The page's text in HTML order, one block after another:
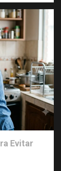
Evitar